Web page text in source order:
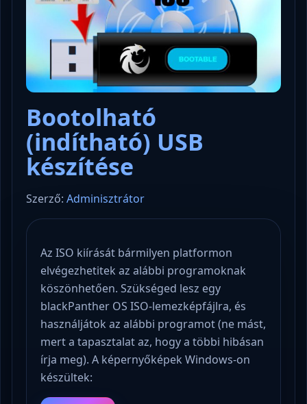
Bootolható
(indítható) USB
készítése
Szerző: Adminisztrátor
Az ISO kiírását bármilyen platformon
elvégezhetitek az alábbi programoknak
köszönhetően. Szükséged lesz egy
blackPanther OS ISO-lemezképfájlra, és
használjátok az alábbi programot (ne mást,
mert a tapasztalat az, hogy a többi hibásan
írja meg). A képernyőképek Windows-on
készültek: